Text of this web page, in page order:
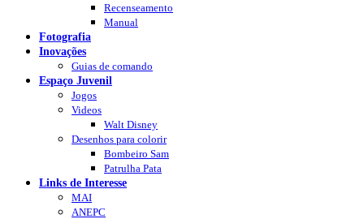
Recenseamento
Manual
Fotografia
Inovações
Guias de comando
Espaço Juvenil
Jogos
Videos
Walt Disney
Desenhos para colorir
Bombeiro Sam
Patrulha Pata
Links de Interesse
MAI
ANEPC